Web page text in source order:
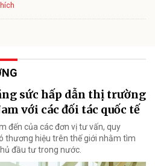
sức hấp dẫn thị trường
với các đối tác quốc tế
đến của các đơn vị tư vấn, quy
thương hiệu trên thế giới nhằm tìm
đầu tư trong nước.